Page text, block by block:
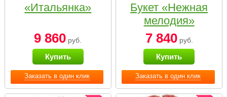
Заказать в один клик
«Итальянка»
9 860 руб.
Купить
Заказать в один клик
Букет «Нежная
мелодия»
7 840руб.
Купить